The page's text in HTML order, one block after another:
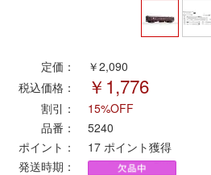
タカラトミー（プラレール）
ポポンデッタ
MODEMO(モデモ)
さんけい
定価：
￥2,090
税込価格：
￥1,776
割引：
15%OFF
品番：
5240
ポイント：
17 ポイント獲得
発送時期：